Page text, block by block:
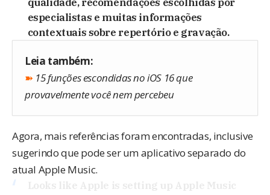
especialistas e muitas informações
contextuais sobre repertório e gravação.
Leia também:
➽ 15 funções escondidas no iOS 16 que
provavelmente você nem percebeu
Agora, mais referências foram encontradas, inclusive
sugerindo que pode ser um aplicativo separado do
atual Apple Music.